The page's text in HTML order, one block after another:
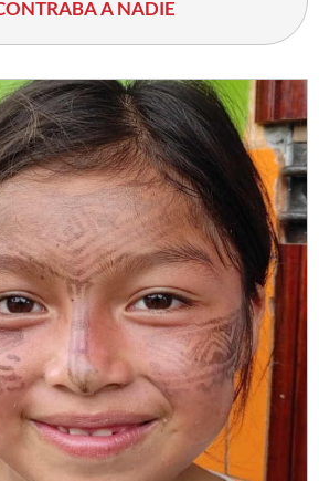
A NADIE